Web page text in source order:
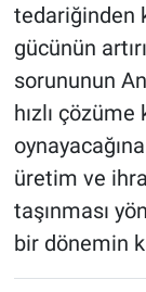
tedariğinden
gücünün
sorununun
hızlı
üretim ve
taşınması
bir dönemin